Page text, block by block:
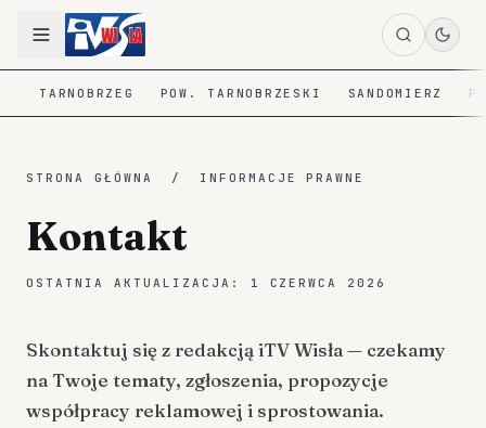
TARNOBRZEG POW. TARNOBRZESKI SANDOMIERZ
STRONA GŁÓWNA / INFORMACJE PRAWNE
Kontakt
OSTATNIA AKTUALIZACJA: 1 CZERWCA 2026
Skontaktuj się z redakcją iTV Wisła — czekamy
na Twoje tematy, zgłoszenia, propozycje
współpracy reklamowej i sprostowania.